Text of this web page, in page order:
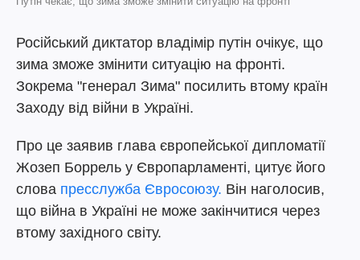
Російський диктатор владімір путін очікує, що
зима зможе змінити ситуацію на фронті.
Зокрема "генерал Зима" посилить втому країн
Заходу від війни в Україні.
Про це заявив глава європейської дипломатії
Жозеп Боррель у Європарламенті, цитує його
слова пресслужба Євросоюзу. Він наголосив,
що війна в Україні не може закінчитися через
втому західного світу.